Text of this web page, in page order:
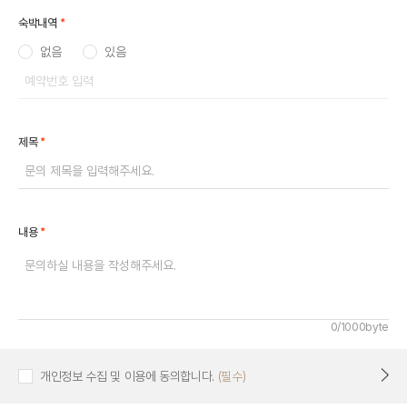
숙박내역 *
없음 있음
제목*
내용*
0/1000byte
개인정보 수집 및 이용에 동의합니다. (필수)